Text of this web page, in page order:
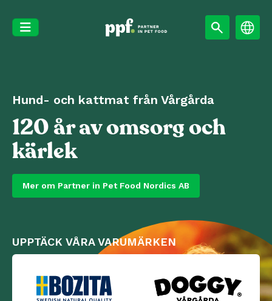
content
Hund- och kattmat från Vårgårda
120 år av omsorg och
kärlek
Mer om Partner in Pet Food Nordics AB
UPPTÄCK VÅRA VARUMÄRKEN